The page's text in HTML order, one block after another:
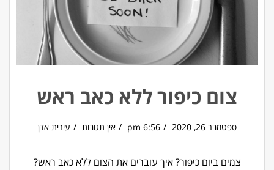
צום כיפור ללא כאב ראש
ספטמבר 26, 2020 6:56 pm אין תגובות עירית אדן
צמים ביום כיפור? איך עוברים את הצום ללא כאב ראש?